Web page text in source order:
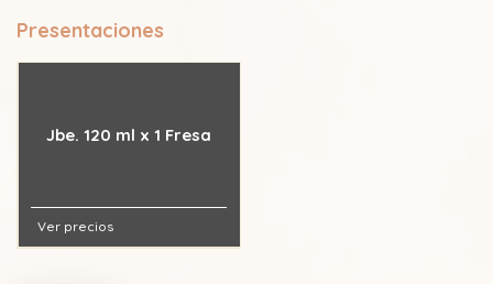
Presentaciones
Jbe. 120 ml x 1 Fresa
Ver precios